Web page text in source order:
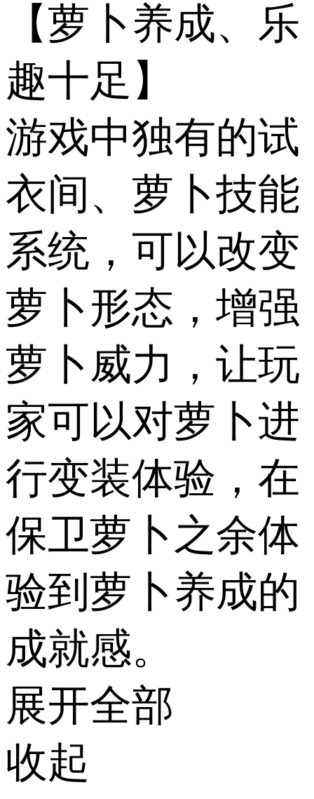
【萝卜养成、乐
趣十足】
游戏中独有的试
衣间、萝卜技能
系统，可以改变
萝卜形态，增强
萝卜威力，让玩
家可以对萝卜进
行变装体验，在
保卫萝卜之余体
验到萝卜养成的
成就感。
展开全部
收起